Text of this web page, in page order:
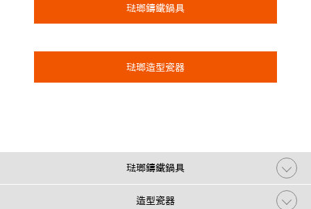
琺瑯鑄鐵鍋具
琺瑯造型瓷器
琺瑯鑄鐵鍋具
造型瓷器